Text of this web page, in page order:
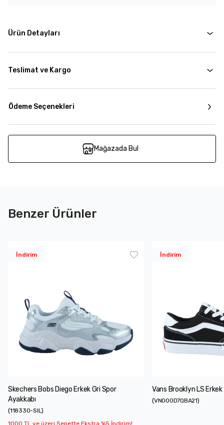
Ürün Detayları
Teslimat ve Kargo
Ödeme Seçenekleri
Mağazada Bul
Benzer Ürünler
İndirim
Skechers Bobs Diego Erkek Gri Spor
Ayakkabı
(118330-SIL)
1000 TL ve üzeri Sepette Ekstra %5 İndirim!
İndirim
Vans Brooklyn LS
(VN000D7QBA21)